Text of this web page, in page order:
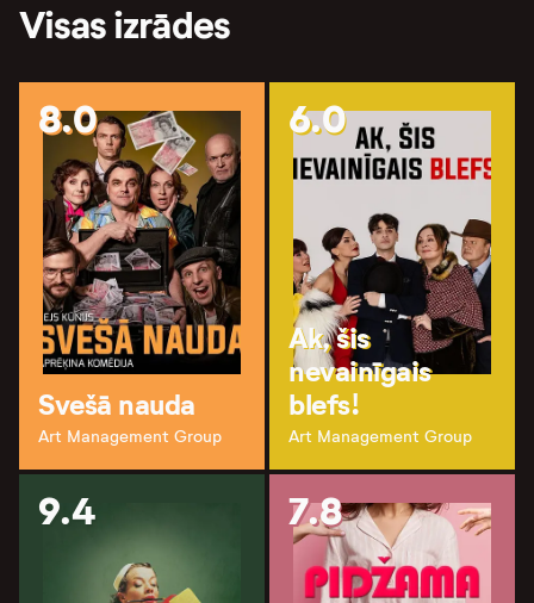
Visas izrādes
8.0
Svešā nauda
Art Management Group
6.0
Ak, šis
nevainīgais
blefs!
Art Management Group
9.4 7.8